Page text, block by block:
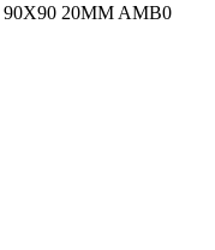
20MM AMB0